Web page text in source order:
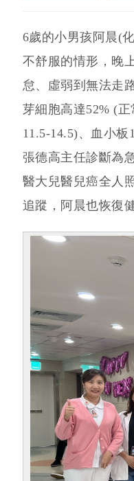
6歲的小男孩阿晨(
不舒服的情形，晚
怠、虛弱到無法走
芽細胞高達52% (正
11.5-14.5)、血小
張德高主任診斷為
醫大兒醫兒癌全人
追蹤，阿晨也恢復